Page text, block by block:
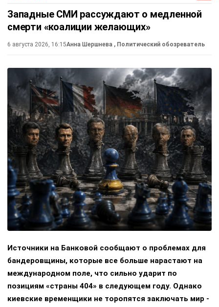
Западные СМИ рассуждают о медленной
смерти «коалиции желающих»
6 августа 2026, 16:15Анна Шершнева , Политический обозреватель
Источники на Банковой сообщают о проблемах для
бандеровщины, которые все больше нарастают на
международном поле, что сильно ударит по
позициям «страны 404» в следующем году. Однако
киевские временщики не торопятся заключать мир -